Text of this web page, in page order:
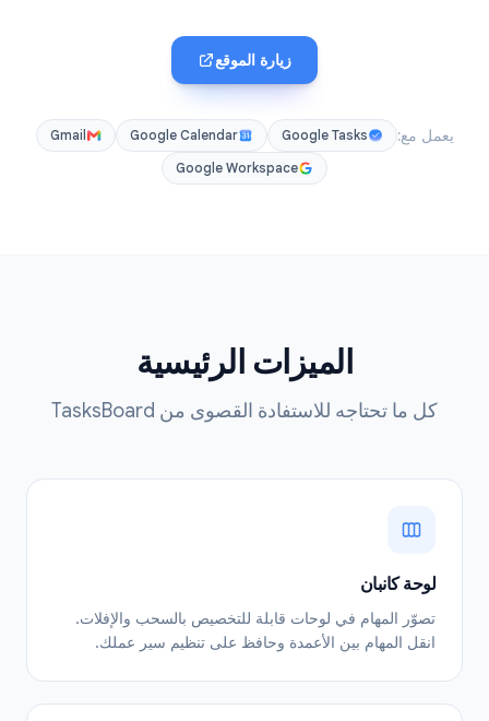
زيارة الموقع
يعمل مع: Google Tasks
Google Calendar
Gmail
Google Workspace
الميزات الرئيسية
كل ما تحتاجه للاستفادة القصوى من TasksBoard
لوحة كانبان
تصوّر المهام في لوحات قابلة للتخصيص بالسحب والإفلات.
انقل المهام بين الأعمدة وحافظ على تنظيم سير عملك.